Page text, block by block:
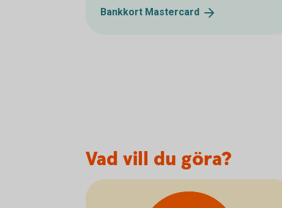
Bankkort Mastercard
Vad vill du göra?